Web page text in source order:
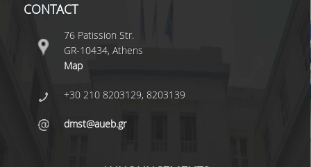
RESEARCH SEMINARS
COURSES OFFERED BY THE
CONTACT
76 Patission Str.
GR-10434, Athens
Map
+30 210 8203129, 8203139
dmst@aueb.gr